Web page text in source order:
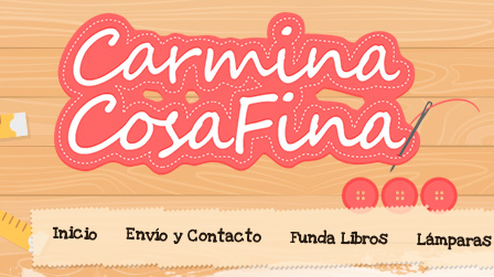
'Cosicas' de
Blog donde expongo mis
portalibros, mochilas,
cariño.
Inicio Envío y Contacto Funda Libros Lámparas